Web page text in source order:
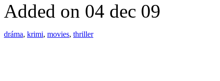
Added on 04 dec 09
dráma, krimi, movies, thriller